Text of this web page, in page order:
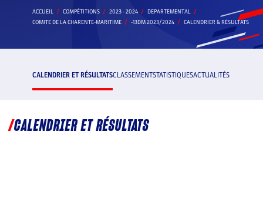
ACCUEIL COMPÉTITIONS 2023 - 2024
DEPARTEMENTAL
COMITE DE LA CHARENTE-MARITIME
-13DM 2023/2024 CALENDRIER & RÉSULTATS
CALENDRIER ET RÉSULTATSCLASSEMENTSTATISTIQUESACTUALITÉS
CALENDRIER ET RÉSULTATS